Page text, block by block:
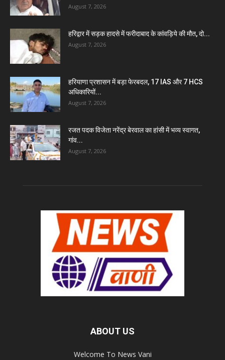
August 7, 2026
हरिद्वार में सड़क हादसे में फरीदाबाद के कांवड़िये की मौत, दो...
August 7, 2026
हरियाणा प्रशासन में बड़ा फेरबदल, 17 IAS और 7 HCS
अधिकारियों...
August 7, 2026
रजत पदक विजेता नरेंद्र बेरवाल का हांसी में भव्य स्वागत,
गांव...
August 7, 2026
ABOUT US
Welcome To News Vani